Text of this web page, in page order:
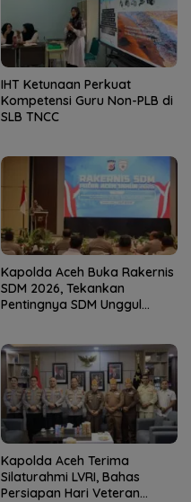
IHT Ketunaan Perkuat
Kompetensi Guru Non-PLB di
SLB TNCC
Kapolda Aceh Buka Rakernis
SDM 2026, Tekankan
Pentingnya SDM Unggul
Kapolda Aceh Terima
Silaturahmi LVRI, Bahas
Persiapan Hari Veteran